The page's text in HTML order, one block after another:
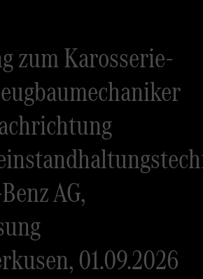
zum Karosserie-
AG,
01.09.2026